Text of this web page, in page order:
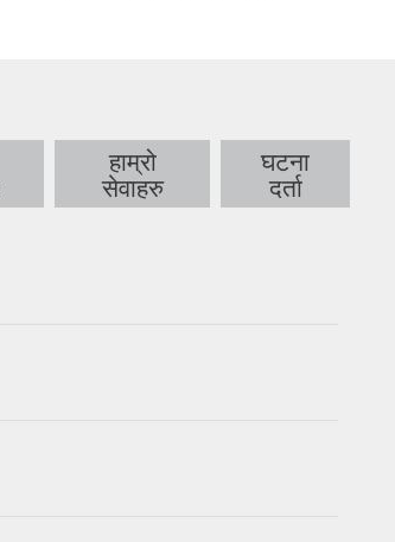
हाम्रो
सेवाहरु
घटना
दर्ता